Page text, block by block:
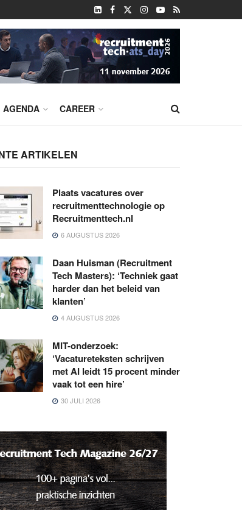
AGENDA CAREER
ARTIKELEN
Plaats vacatures over
recruitmenttechnologie op
Recruitmenttech.nl
6 AUGUSTUS 2026
Daan Huisman (Recruitment
Tech Masters): ‘Techniek gaat
harder dan het beleid van
klanten’
4 AUGUSTUS 2026
MIT-onderzoek:
‘Vacatureteksten schrijven
met AI leidt 15 procent minder
vaak tot een hire’
30 JULI 2026